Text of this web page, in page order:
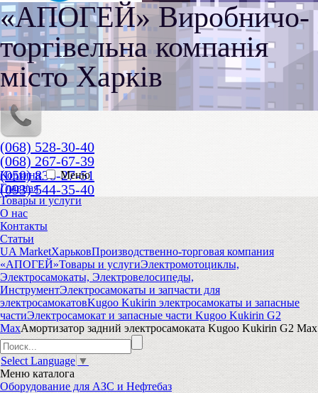
«АПОГЕЙ» Виробничо-
торгівельна компанія
місто Харків
(068) 528-30-40
(068) 267-67-39
(050) 836-27-51
(093) 544-35-40
Корзина
Меню
Главная
Товары и услуги
О нас
Контакты
Статьи
UA MarketХарьковПроизводственно-торговая компания
«АПОГЕЙ»Товары и услугиЭлектромотоциклы,
Электросамокаты, Электровелосипеды,
ИнструментЭлектросамокаты и запчасти для
электросамокатовKugoo Kukirin электросамокаты и запасные
частиЭлектросамокат и запасные части Kugoo Kukirin G2
MaxАмортизатор задний электросамоката Kugoo Kukirin G2 Max
Select Language ▼
Меню каталога
Оборудование для АЗС и Нефтебаз